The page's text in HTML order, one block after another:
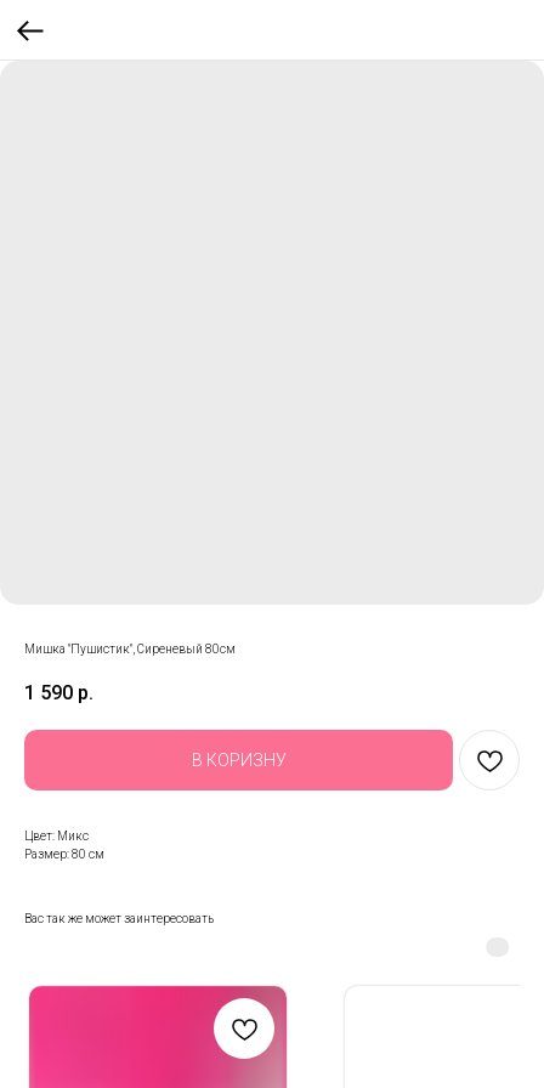
Мишка "Пушистик", Сиреневый 80см
1 590 р.
В КОРИЗНУ
Цвет: Микс
Размер: 80 см
Вас так же может заинтересовать